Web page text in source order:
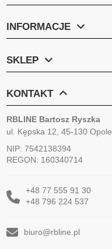
INFORMACJE
SKLEP
KONTAKT
RBLINE Bartosz Ryszka
ul. Kępska 12, 45-130 Opole
NIP: 7542138394
REGON: 160340714
+48 77 555 91 30
+48 796 224 537
biuro@rbline.pl